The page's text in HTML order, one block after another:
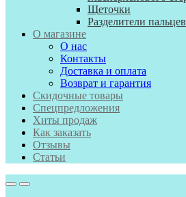
Щеточки
Разделители пальцев
О магазине
О нас
Контакты
Доставка и оплата
Возврат и гарантия
Скидочные товары
Спецпредложения
Хиты продаж
Как заказать
Отзывы
Статьи